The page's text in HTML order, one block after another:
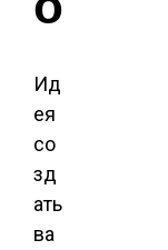
Ид
ея
со
зд
ать
ва